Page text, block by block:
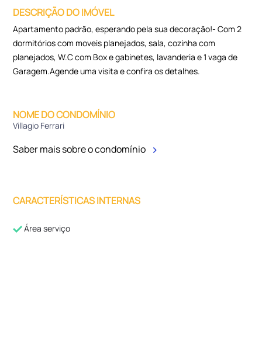
DESCRIÇÃO DO IMÓVEL
Apartamento padrão, esperando pela sua decoração!- Com 2
dormitórios com moveis planejados, sala, cozinha com
planejados, W.C com Box e gabinetes, lavanderia e 1 vaga de
Garagem.Agende uma visita e confira os detalhes.
NOME DO CONDOMÍNIO
Villagio Ferrari
Saber mais sobre o condomínio
CARACTERÍSTICAS INTERNAS
Área serviço